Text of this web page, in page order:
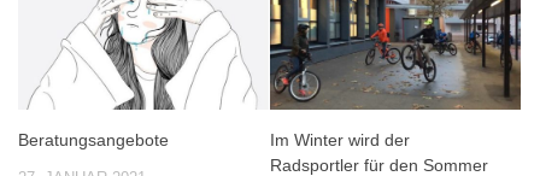
Beratungsangebote
Im Winter wird der
Radsportler für den Sommer